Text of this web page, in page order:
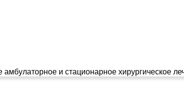
и стационарное хирургическое